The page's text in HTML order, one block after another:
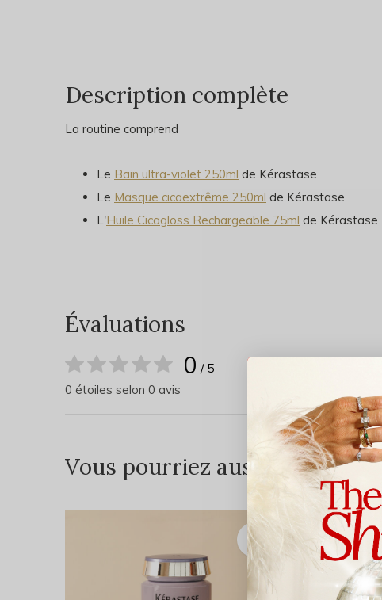
Description complète
La routine comprend
Le Bain ultra-violet 250ml de Kérastase
Le Masque cicaextrême 250ml de Kérastase
L'Huile Cicagloss Rechargeable 75ml de Kérastase
Évaluations
0 / 5
0 étoiles selon 0 avis
Vous pourriez aussi aimer...